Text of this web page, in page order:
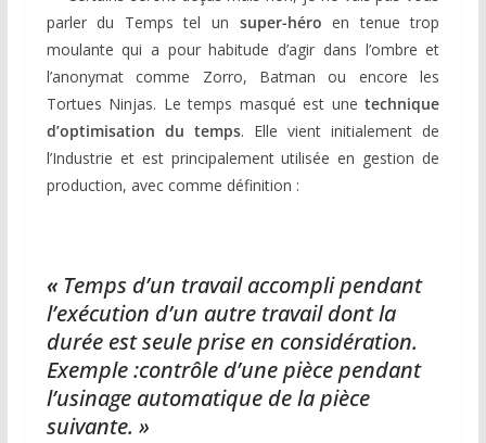
parler du Temps tel un super-héro en tenue trop
moulante qui a pour habitude d’agir dans l’ombre et
l’anonymat comme Zorro, Batman ou encore les
Tortues Ninjas. Le temps masqué est unetechnique
d’optimisation du temps. Elle vient initialement de
l’Industrie et est principalement utilisée en gestion de
production, avec comme définition :
« Temps d’un travail accompli pendant
l’exécution d’un autre travail dont la
durée est seule prise en considération.
Exemple :contrôle d’une pièce pendant
l’usinage automatique de la pièce
suivante. »